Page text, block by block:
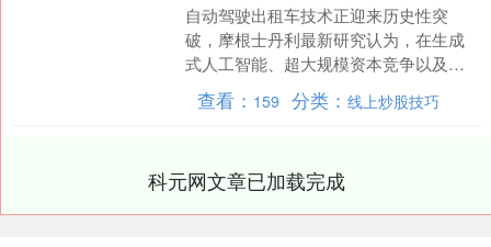
自动驾驶出租车技术正迎来历史性突
破，摩根士丹利最新研究认为，在生成
式人工智能、超大规模资本竞争以及地
缘政治竞争的推动下，经历十多年的起
伏后，自动驾驶出租车终于准....
查看： 159 分类：线上炒股技巧
科元网文章已加载完成